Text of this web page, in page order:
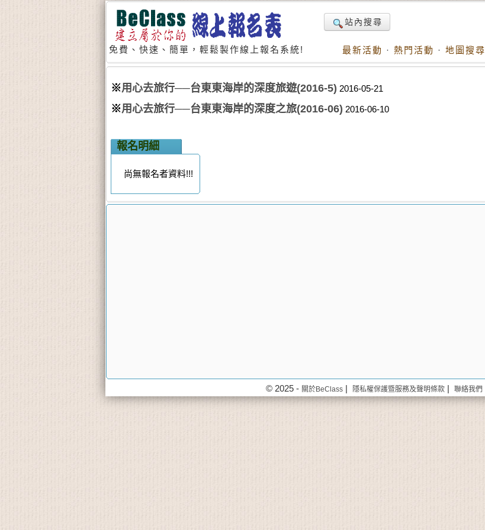
免費、快速、簡單，輕鬆製作線上報名系統!
站內搜尋
最新活動 · 熱門活動 · 地圖搜尋
※用心去旅行──台東東海岸的深度旅遊(2016-5) 2016-05-21
※用心去旅行──台東東海岸的深度之旅(2016-06) 2016-06-10
報名明細
尚無報名者資料!!!
© 2025 - 關於BeClass | 隱私權保護暨服務及聲明條款 | 聯絡我們